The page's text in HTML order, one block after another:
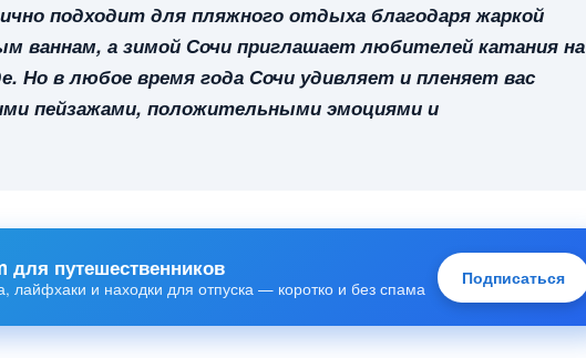
подходит для пляжного отдыха благодаря жаркой
ваннам, а зимой Сочи приглашает любителей катания на
Но в любое время года Сочи удивляет и пленяет вас
пейзажами, положительными эмоциями и
для путешественников
лайфхаки и находки для отпуска — коротко и без спама
Подписаться